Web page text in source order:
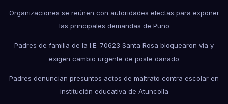
Organizaciones se reúnen con autoridades electas para exponer
las principales demandas de Puno
Padres de familia de la I.E. 70623 Santa Rosa bloquearon vía y
exigen cambio urgente de poste dañado
Padres denuncian presuntos actos de maltrato contra escolar en
institución educativa de Atuncolla